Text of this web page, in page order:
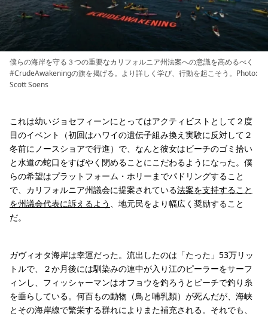
僕らの海岸を守る３つの重要なカリフォルニア州法案への意識を高めるべく
#CrudeAwakeningの旗を掲げる。より詳しく学び、行動を起こそう。Photo:
Scott Soens
これは幼いジョセフィーンにとってはアクティビストとして２度
目のイベント（初回はハワイの遺伝子組み換え実験に反対して２
冬前にノースショアで行進）で、なんと彼女はビーチのゴミ拾い
と水道の蛇口をすばやく閉めることにこだわるようになった。僕
らの希望はプラットフォーム・ホリーまでパドリングすること
で、カリフォルニア州議会に提案されている法案を支持すること
を州議会代表に訴えるよう
、地元民をより幅広く奨励すること
だ。
ガヴィオタ海岸は幸運だった。流出したのは「たった」53万リッ
トルで、２か月後には馴染みの連中が入り江のピーラーをサーフ
ィンし、フィッシャーマンはオフョウを釣ろうとビーチで釣り糸
を垂らしている。何百もの動物（鳥と哺乳類）が死んだが、海峡
とその海岸線で繁栄する群れによりまた補充される。それでも、